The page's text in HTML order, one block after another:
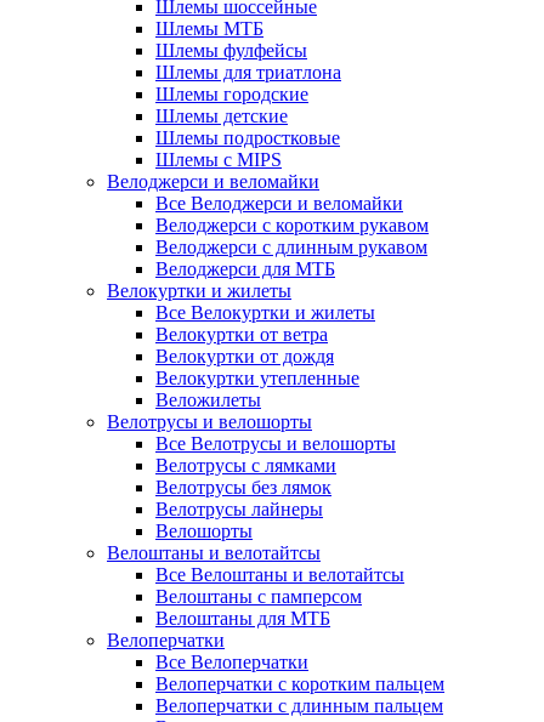
Шлемы шоссейные
Шлемы МТБ
Шлемы фулфейсы
Шлемы для триатлона
Шлемы городские
Шлемы детские
Шлемы подростковые
Шлемы с MIPS
Велоджерси и веломайки
Все Велоджерси и веломайки
Велоджерси с коротким рукавом
Велоджерси с длинным рукавом
Велоджерси для МТБ
Велокуртки и жилеты
Все Велокуртки и жилеты
Велокуртки от ветра
Велокуртки от дождя
Велокуртки утепленные
Веложилеты
Велотрусы и велошорты
Все Велотрусы и велошорты
Велотрусы с лямками
Велотрусы без лямок
Велотрусы лайнеры
Велошорты
Велоштаны и велотайтсы
Все Велоштаны и велотайтсы
Велоштаны с памперсом
Велоштаны для МТБ
Велоперчатки
Все Велоперчатки
Велоперчатки с коротким пальцем
Велоперчатки с длинным пальцем